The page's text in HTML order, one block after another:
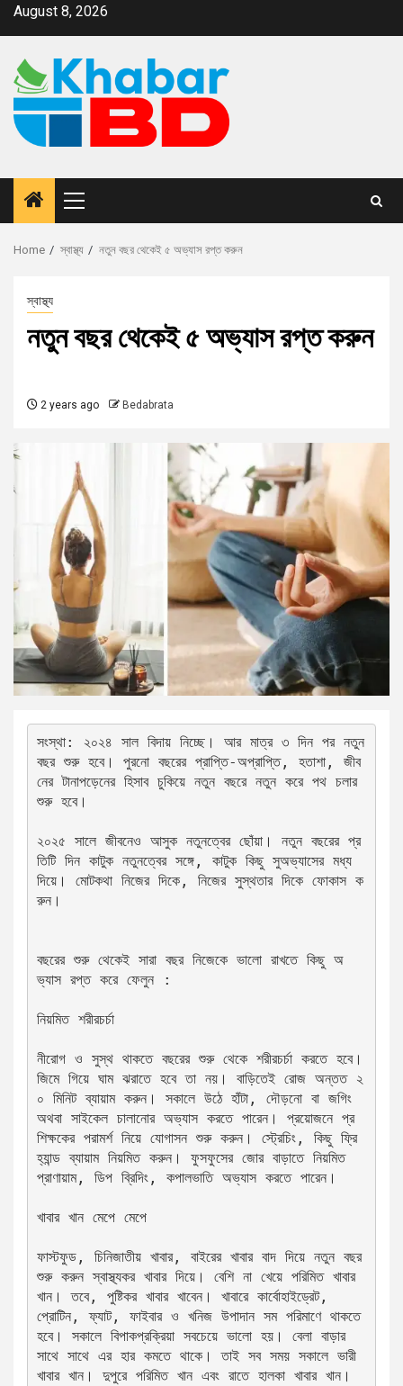
August 8, 2026
Home স্বাস্থ্য নতুন বছর থেকেই ৫ অভ্যাস রপ্ত করুন
স্বাস্থ্য
নতুন বছর থেকেই ৫ অভ্যাস রপ্ত করুন
2 years ago Bedabrata
সংস্থা: ২০২৪ সাল বিদায় নিচ্ছে। আর মাত্র ৩ দিন পর নতুন
বছর শুরু হবে। পুরনো বছরের প্রাপ্তি-অপ্রাপ্তি, হতাশা, জীব
নের টানাপড়েনের হিসাব চুকিয়ে নতুন বছরে নতুন করে পথ চলার
শুরু হবে।
২০২৫ সালে জীবনেও আসুক নতুনত্বের ছোঁয়া। নতুন বছরের প্র
তিটি দিন কাটুক নতুনত্বের সঙ্গে, কাটুক কিছু সুঅভ্যাসের মধ্য
দিয়ে। মোটকথা নিজের দিকে, নিজের সুস্থতার দিকে ফোকাস ক
রুন।
বছরের শুরু থেকেই সারা বছর নিজেকে ভালো রাখতে কিছু অ
ভ্যাস রপ্ত করে ফেলুন :
নিয়মিত শরীরচর্চা
নীরোগ ও সুস্থ থাকতে বছরের শুরু থেকে শরীরচর্চা করতে হবে।
জিমে গিয়ে ঘাম ঝরাতে হবে তা নয়। বাড়িতেই রোজ অন্তত ২
০ মিনিট ব্যায়াম করুন। সকালে উঠে হাঁটা, দৌড়নো বা জগিং
অথবা সাইকেল চালানোর অভ্যাস করতে পারেন। প্রয়োজনে প্র
শিক্ষকের পরামর্শ নিয়ে যোগাসন শুরু করুন। স্ট্রেচিং, কিছু ফ্রি
হ্যান্ড ব্যায়াম নিয়মিত করুন। ফুসফুসের জোর বাড়াতে নিয়মিত
প্রাণায়াম, ডিপ ব্রিদিং, কপালভাতি অভ্যাস করতে পারেন।
খাবার খান মেপে মেপে
ফাস্টফুড, চিনিজাতীয় খাবার, বাইরের খাবার বাদ দিয়ে নতুন বছর
শুরু করুন স্বাস্থ্যকর খাবার দিয়ে। বেশি না খেয়ে পরিমিত খাবার
খান। তবে, পুষ্টিকর খাবার খাবেন। খাবারে কার্বোহাইড্রেট,
প্রোটিন, ফ্যাট, ফাইবার ও খনিজ উপাদান সম পরিমাণে থাকতে
হবে। সকালে বিপাকপ্রক্রিয়া সবচেয়ে ভালো হয়। বেলা বাড়ার
সাথে সাথে এর হার কমতে থাকে। তাই সব সময় সকালে ভারী
খাবার খান। দুপুরে পরিমিত খান এবং রাতে হালকা খাবার খান।